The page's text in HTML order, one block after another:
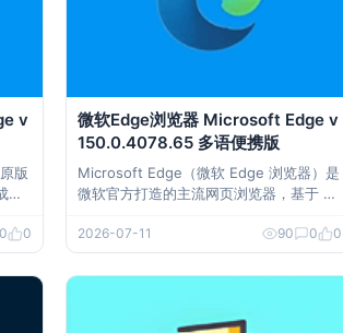
v
版
e
操
告
0 0
微软Edge浏览器 Microsoft Edge v
150.0.4078.65 多语便携版
Microsoft Edge（微软 Edge 浏览器）是
微软官方打造的主流网页浏览器，基于 Ch
防护与丰富功能，既是 Windows 10 默认
浏览器，也完美兼容其他 Windows 系统
及移动设备。本版为多语便携版，由 Cent
2026-07-11 90 0 0